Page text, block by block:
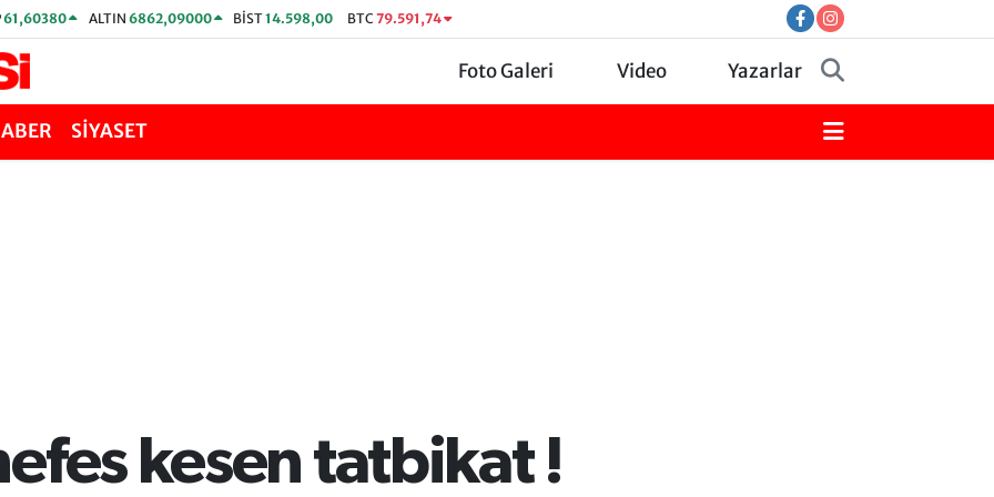
61,60380 ALTIN 6862,09000 BİST14.598,00 BTC 79.591,74
Foto Galeri Video Yazarlar
SİYASET
kesen tatbikat !